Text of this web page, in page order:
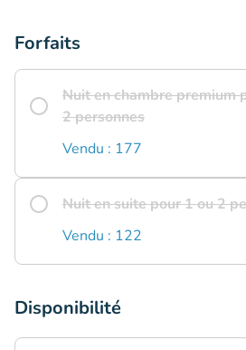
Forfaits
Nuit en chambre premium
2 personnes
Vendu : 177
Nuit en suite pour 1 ou 2
Vendu : 122
Disponibilité